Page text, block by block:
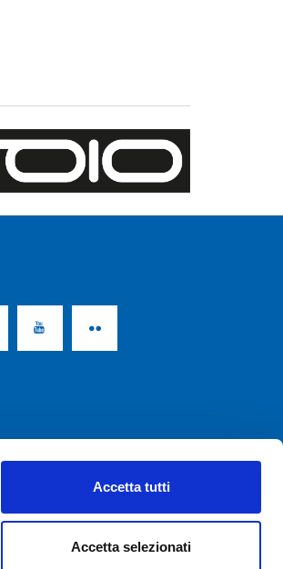
Accetta tutti
Accetta selezionati